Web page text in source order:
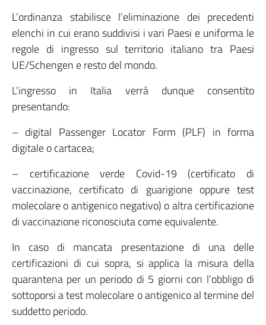
L’ordinanza stabilisce l’eliminazione dei precedenti
elenchi in cui erano suddivisi i vari Paesi e uniforma le
regole di ingresso sul territorio italiano tra Paesi
UE/Schengen e resto del mondo.
L’ingresso in Italia verrà dunque consentito
presentando:
– digital Passenger Locator Form (PLF) in forma
digitale o cartacea;
– certificazione verde Covid-19 (certificato di
vaccinazione, certificato di guarigione oppure test
molecolare o antigenico negativo) o altra certificazione
di vaccinazione riconosciuta come equivalente.
In caso di mancata presentazione di una delle
certificazioni di cui sopra, si applica la misura della
quarantena per un periodo di 5 giorni con l’obbligo di
sottoporsi a test molecolare o antigenico al termine del
suddetto periodo.